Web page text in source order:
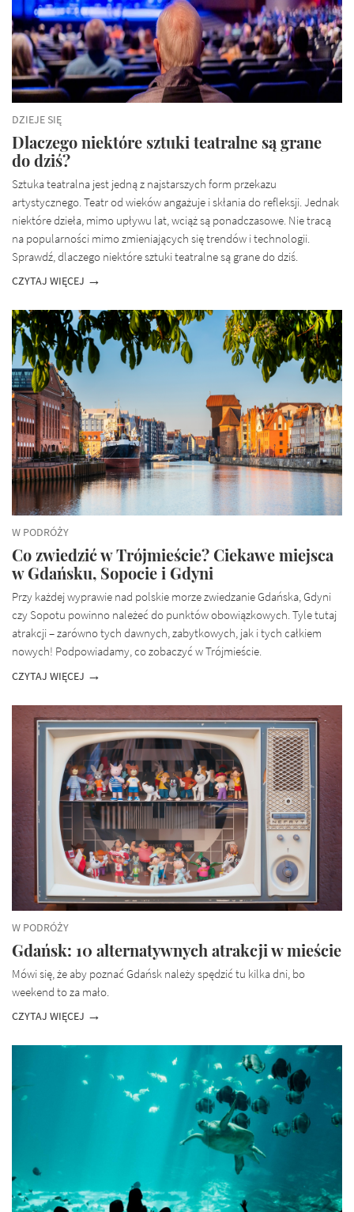
DZIEJE SIĘ
Dlaczego niektóre sztuki teatralne są grane
do dziś?
Sztuka teatralna jest jedną z najstarszych form przekazu
artystycznego. Teatr od wieków angażuje i skłania do refleksji. Jednak
niektóre dzieła, mimo upływu lat, wciąż są ponadczasowe. Nie tracą
na popularności mimo zmieniających się trendów i technologii.
Sprawdź, dlaczego niektóre sztuki teatralne są grane do dziś.
CZYTAJ WIĘCEJ
W PODRÓŻY
Co zwiedzić w Trójmieście? Ciekawe miejsca
w Gdańsku, Sopocie i Gdyni
Przy każdej wyprawie nad polskie morze zwiedzanie Gdańska, Gdyni
czy Sopotu powinno należeć do punktów obowiązkowych. Tyle tutaj
atrakcji – zarówno tych dawnych, zabytkowych, jak i tych całkiem
nowych! Podpowiadamy, co zobaczyć w Trójmieście.
CZYTAJ WIĘCEJ
W PODRÓŻY
Gdańsk: 10 alternatywnych atrakcji w mieście
Mówi się, że aby poznać Gdańsk należy spędzić tu kilka dni, bo
weekend to za mało.
CZYTAJ WIĘCEJ